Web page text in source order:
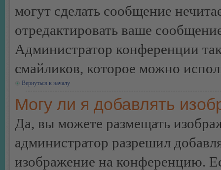
могут сделать сообщение
отредактировать ваше
Администратор конференции
смайликов, которое можно
Вернуться к началу
Могу ли я добавлять
Да, вы можете размещать
администратор разрешил
изображение на конференцию.